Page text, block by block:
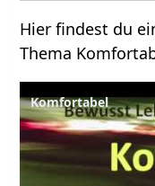
Hier findest du
Komfortabel‏‎